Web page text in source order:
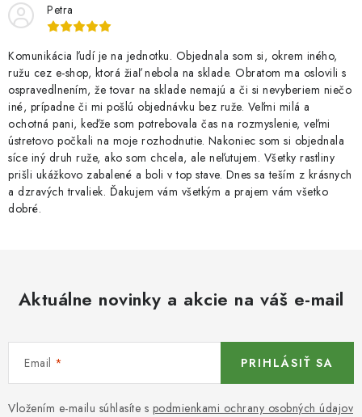
Petra
Komunikácia ľudí je na jednotku. Objednala som si, okrem iného,
ružu cez e-shop, ktorá žiaľ nebola na sklade. Obratom ma oslovili s
ospravedlnením, že tovar na sklade nemajú a či si nevyberiem niečo
iné, prípadne či mi pošlú objednávku bez ruže. Veľmi milá a
ochotná pani, keďže som potrebovala čas na rozmyslenie, veľmi
ústretovo počkali na moje rozhodnutie. Nakoniec som si objednala
síce iný druh ruže, ako som chcela, ale neľutujem. Všetky rastliny
prišli ukážkovo zabalené a boli v top stave. Dnes sa teším z krásnych
a dzravých trvaliek. Ďakujem vám všetkým a prajem vám všetko
dobré.
Aktuálne novinky a akcie na váš e-mail
Email
Vložením e-mailu súhlasíte s podmienkami ochrany osobných údajov
PRIHLÁSIŤ SA